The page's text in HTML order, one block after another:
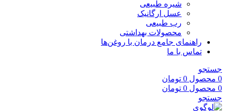
شیره طبیعی
عسل ارگانیک
رب طبیعی
محصولات بهداشتی
راهنمای جامع درمان با روغن‌ها
تماس با ما
جستجو
0 محصول 0 تومان
0 محصول 0 تومان
جستجو